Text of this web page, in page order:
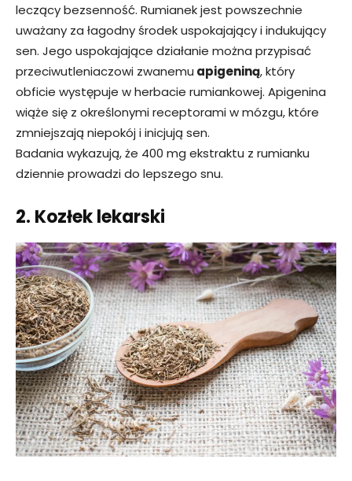
leczący bezsenność. Rumianek jest powszechnie
uważany za łagodny środek uspokajający i indukujący
sen. Jego uspokajające działanie można przypisać
przeciwutleniaczowi zwanemu apigeniną, który
obficie występuje w herbacie rumiankowej. Apigenina
wiąże się z określonymi receptorami w mózgu, które
zmniejszają niepokój i inicjują sen.
Badania wykazują, że 400 mg ekstraktu z rumianku
dziennie prowadzi do lepszego snu.
2. Kozłek lekarski